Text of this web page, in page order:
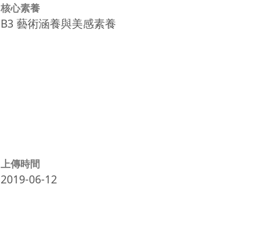
核心素養
B3 藝術涵養與美感素養
上傳時間
2019-06-12